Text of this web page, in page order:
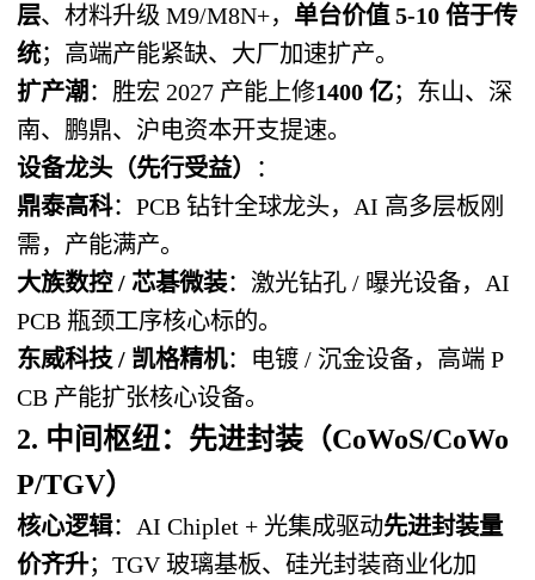
层、材料升级 M9/M8N+， 单台价值 5-10 倍于传
统；高端产能紧缺、大厂加速扩产。
扩产潮 ：胜宏 2027 产能上修1400 亿；东山、深
南、鹏鼎、沪电资本开支提速。
设备龙头（先行受益）
：
鼎泰高科：PCB 钻针全球龙头，AI 高多层板刚
需，产能满产。
大族数控 / 芯碁微装：激光钻孔 / 曝光设备，AI
PCB 瓶颈工序核心标的。
东威科技 / 凯格精机：电镀 / 沉金设备，高端 P
CB 产能扩张核心设备。
2. 中间枢纽：先进封装（CoWoS/CoWo
P/TGV）
核心逻辑：AI Chiplet + 光集成驱动先进封装量
价齐升；TGV 玻璃基板、硅光封装商业化加